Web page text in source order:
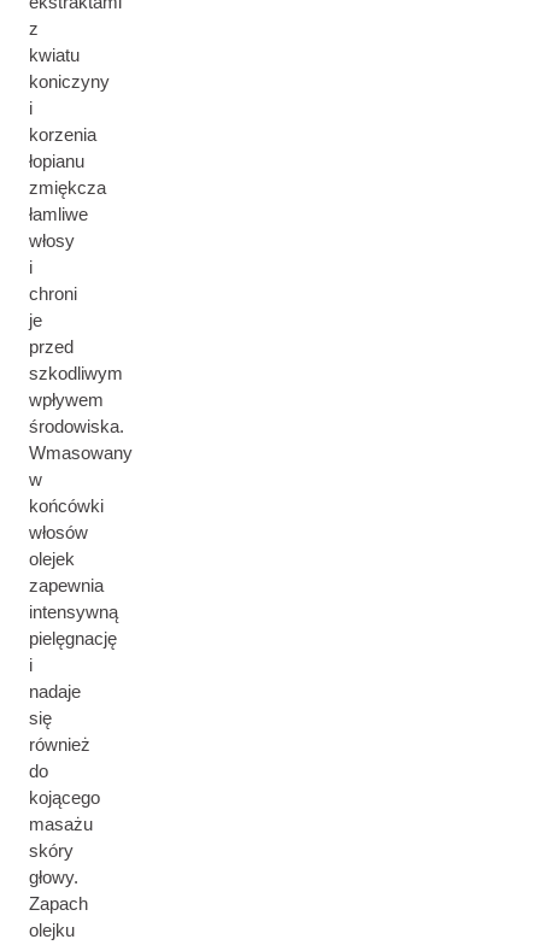
z
kwiatu
koniczyny
i
korzenia
łopianu
zmiękcza
łamliwe
włosy
i
chroni
je
przed
szkodliwym
wpływem
środowiska.
Wmasowany
w
końcówki
włosów
olejek
zapewnia
intensywną
pielęgnację
i
nadaje
się
również
do
kojącego
masażu
skóry
głowy.
Zapach
olejku